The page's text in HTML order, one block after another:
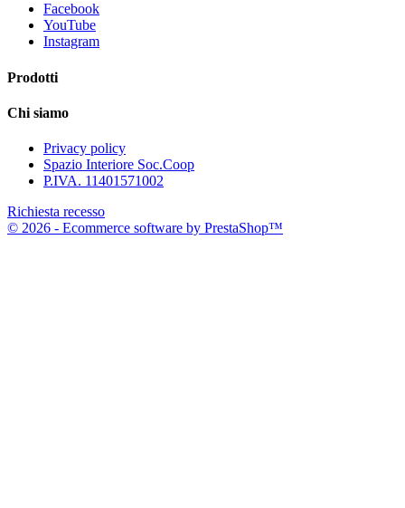
Facebook
YouTube
Instagram
Prodotti
Chi siamo
Privacy policy
Spazio Interiore Soc.Coop
P.IVA. 11401571002
Richiesta recesso
© 2026 - Ecommerce software by PrestaShop™